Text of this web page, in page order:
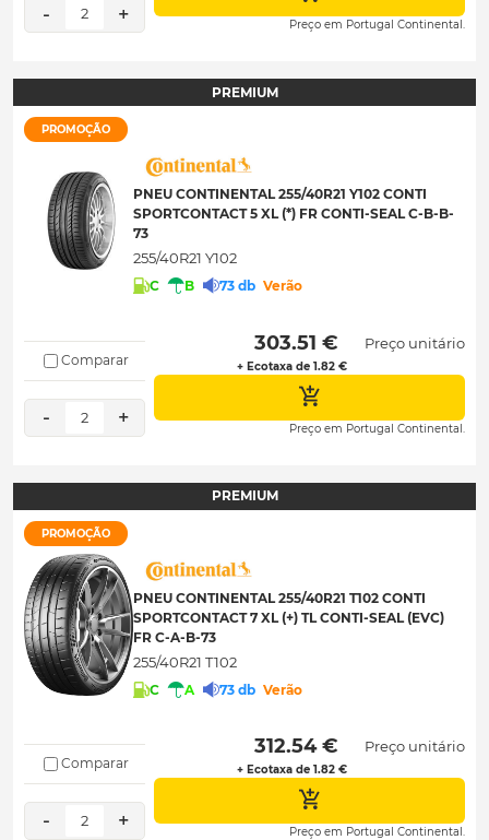
- 2 + Preço em Portugal Continental.
PREMIUM
PROMOÇÃO
PNEU CONTINENTAL 255/40R21 Y102 CONTI
SPORTCONTACT 5 XL (*) FR CONTI-SEAL C-B-B-
73
255/40R21 Y102
C B 73 db Verão
Comparar
- 2 +
303.51 €
+ Ecotaxa de 1.82 €
Preço unitário
Preço em Portugal Continental.
PREMIUM
PROMOÇÃO
PNEU CONTINENTAL 255/40R21 T102 CONTI
SPORTCONTACT 7 XL (+) TL CONTI-SEAL (EVC)
FR C-A-B-73
255/40R21 T102
C A 73 db Verão
Comparar
- 2 +
312.54 €
+ Ecotaxa de 1.82 €
Preço unitário
Preço em Portugal Continental.